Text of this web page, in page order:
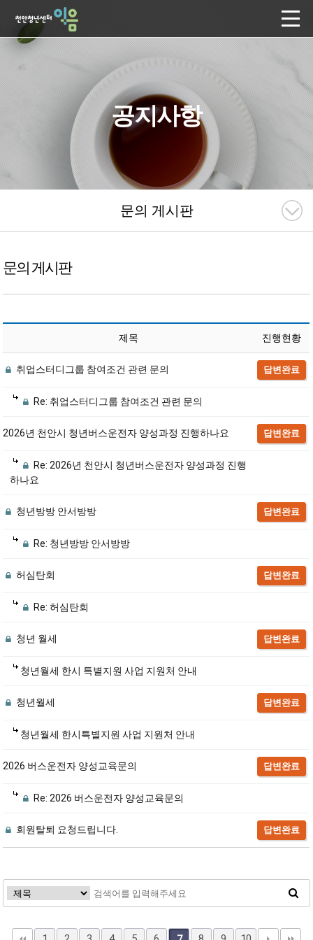
공지사항
문의 게시판
문의 게시판
제목 진행현황
취업스터디그룹 참여조건 관련 문의 답변완료
Re: 취업스터디그룹 참여조건 관련 문의
2026년 천안시 청년버스운전자 양성과정 진행하나요 답변완료
Re: 2026년 천안시 청년버스운전자 양성과정 진행
하나요
청년방방 안서방방 답변완료
Re: 청년방방 안서방방
허심탄회 답변완료
Re: 허심탄회
청년 월세 답변완료
청년월세 한시 특별지원 사업 지원처 안내
청년월세 답변완료
청년월세 한시특별지원 사업 지원처 안내
2026 버스운전자 양성교육문의 답변완료
Re: 2026 버스운전자 양성교육문의
회원탈퇴 요청드립니다. 답변완료